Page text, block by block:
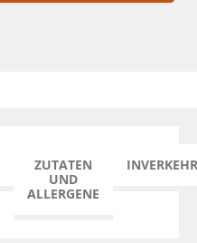
ZUTATEN
UND
ALLERGENE